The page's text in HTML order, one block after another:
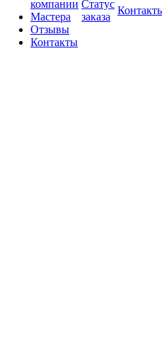
компании
Мастера
Отзывы
Контакты
Статус
заказа